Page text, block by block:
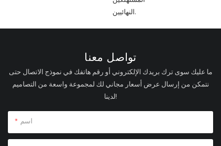
النهائيين.
تواصل معنا
ما عليك سوى ترك بريدك الإلكتروني أو رقم هاتفك في نموذج الاتصال حتى
نتمكن من إرسال عرض أسعار مجاني لك لمجموعة واسعة من التصاميم
لدينا!
اسم